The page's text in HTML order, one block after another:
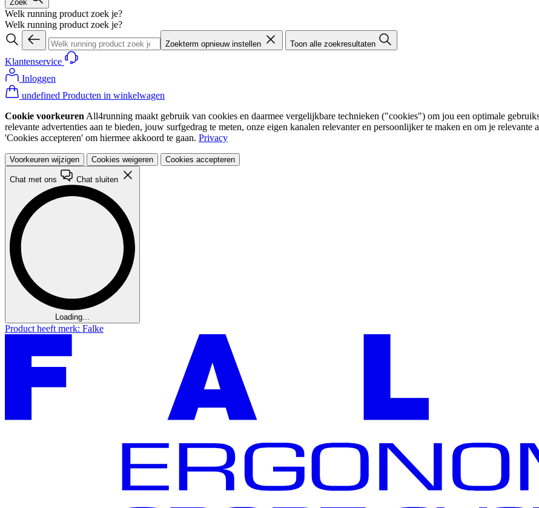
Zoek
Welk running product zoek je?
Welk running product zoek je?
Zoekterm opnieuw instellen Toon alle zoekresultaten
Klantenservice
Inloggen
undefined Producten in winkelwagen
Cookie voorkeuren All4running maakt gebruik van cookies en daarmee vergelijkbare technieken ("cookies") om jou een optimale
relevante advertenties aan te bieden, jouw surfgedrag te meten, onze eigen kanalen relevanter en persoonlijker te maken en om je
'Cookies accepteren' om hiermee akkoord te gaan. Privacy
Voorkeuren wijzigen Cookies weigeren Cookies accepteren
Chat met ons Chat sluiten
Loading...
Product heeft merk: Falke